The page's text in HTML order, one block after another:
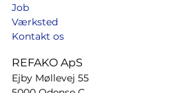
Job
Værksted
Kontakt os
REFAKO ApS
Ejby Møllevej 55